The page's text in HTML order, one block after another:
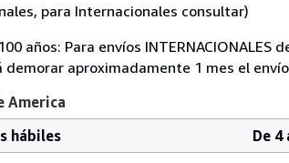
para Internacionales consultar)
años: Para envíos
demorar aproximadamente 1 mes el
America
hábiles
De 4